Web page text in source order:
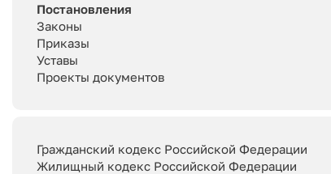
Постановления
Законы
Приказы
Уставы
Проекты документов
Гражданский кодекс Российской Федерации
Жилищный кодекс Российской Федерации